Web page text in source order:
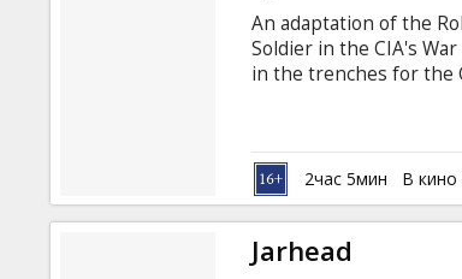
An adaptation of the
Soldier in the CIA's
in the trenches for the
Blake Nelson, Amanda
Munir Directed by
subtitles.
2час 5мин В кино
Jarhead